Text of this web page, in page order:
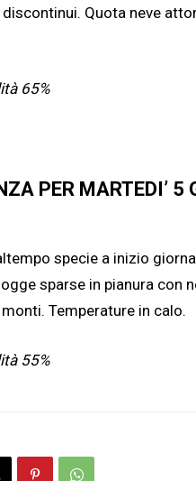
Quota neve
65%
PER MARTEDI’ 5
specie a inizio
sparse in pianura con
Temperature in calo.
55%